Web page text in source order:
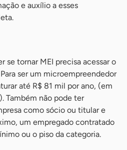
e auxílio a esses
se tornar MEI precisa acessar o
ser um microempreendedor
até R$ 81 mil por ano, (em
Também não pode ter
como sócio ou titular e
um empregado contratado
ou o piso da categoria.